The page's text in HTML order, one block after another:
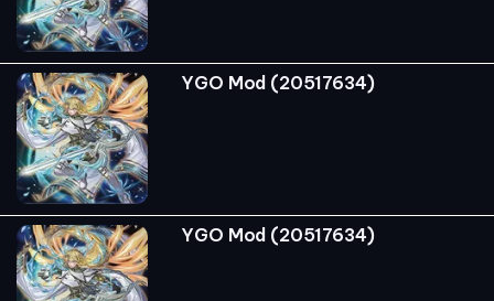
YGO Mod (20517634)
YGO Mod (20517634)